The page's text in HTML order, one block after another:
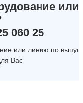
или
060 25
или линию по
Вас